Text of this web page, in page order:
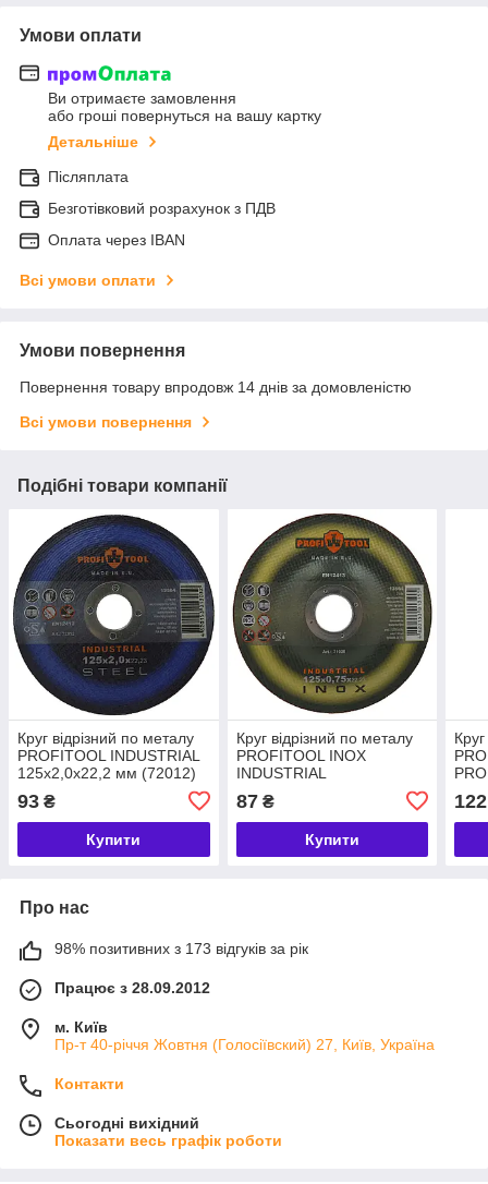
Умови оплати
Ви отримаєте замовлення
або гроші повернуться на вашу картку
Детальніше
Післяплата
Безготівковий розрахунок з ПДВ
Оплата через IBAN
Всі умови оплати
Умови повернення
Повернення товару впродовж 14 днів за домовленістю
Всі умови повернення
Подібні товари компанії
Круг відрізний по металу
PROFITOOL INDUSTRIAL
125х2,0х22,2 мм (72012)
93 ₴
Купити
Круг відрізний по металу
PROFITOOL INOX
INDUSTRIAL
125х0,75х22,2 мм (71008)
87₴
Купити
122
Про нас
98% позитивних з 173 відгуків за рік
Працює з 28.09.2012
м. Київ
Пр-т 40-річчя Жовтня (Голосіївский) 27, Київ, Україна
Контакти
Сьогодні вихідний
Показати весь графік роботи